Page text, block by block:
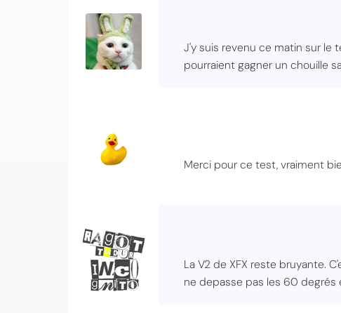
J'y suis revenu ce matin sur le
pourraient gagner un chouille
Merci pour ce test, vraiment
La V2 de XFX reste bruyante.
ne depasse pas les 60 degrés